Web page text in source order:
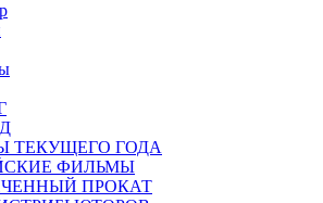
ТЕКУЩЕГО ГОДА
ФИЛЬМЫ
ПРОКАТ